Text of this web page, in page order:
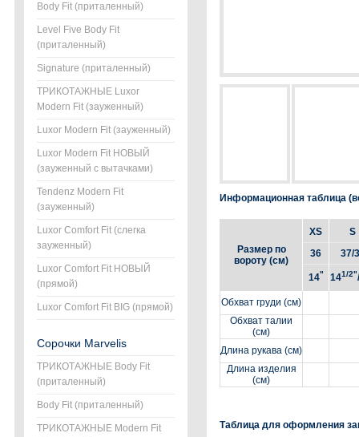
Body Fit (приталенный)
Level Five Body Fit
(приталенный)
Signature (приталенный)
ТРИКОТАЖНЫЕ Luxor
Modern Fit (зауженный)
Luxor Modern Fit (зауженный)
Luxor Modern Fit НОВЫЙ
(зауженный с вытачками)
Tendenz Modern Fit
(зауженный)
Luxor Comfort Fit (слегка
зауженный)
Luxor Comfort Fit НОВЫЙ
(прямой)
Luxor Comfort Fit BIG (прямой)
Сорочки Marvelis
ТРИКОТАЖНЫЕ Body Fit
(приталенный)
Body Fit (приталенный)
ТРИКОТАЖНЫЕ Modern Fit
Информационная таблица
Размер по
вороту (см)
XS
36
14"
S
37/
141/2"
Обхват груди (см)
Обхват талии
(см)
Длина рукава (см)
Длина изделия
(см)
Таблица для оформления